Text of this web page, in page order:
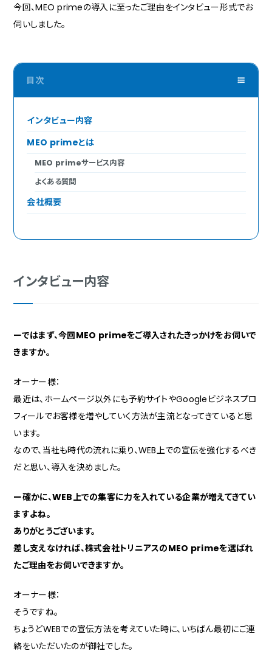
今回、MEO primeの導入に至ったご理由をインタビュー形式でお
伺いしました。
インタビュー内容
MEO primeとは
MEO primeサービス内容
よくある質問
会社概要
インタビュー内容
ーではまず、今回MEO primeをご導入されたきっかけをお伺いで
きますか。
オーナー様：
最近は、ホームページ以外にも予約サイトやGoogleビジネスプロ
フィールでお客様を増やしていく方法が主流となってきていると思
います。
なので、当社も時代の流れに乗り、WEB上での宣伝を強化するべき
だと思い、導入を決めました。
ー確かに、WEB上での集客に力を入れている企業が増えてきてい
ますよね。
ありがとうございます。
差し支えなければ、株式会社トリニアスのMEO primeを選ばれ
たご理由をお伺いできますか。
オーナー様：
そうですね。
ちょうどWEBでの宣伝方法を考えていた時に、いちばん最初にご連
絡をいただいたのが御社でした。